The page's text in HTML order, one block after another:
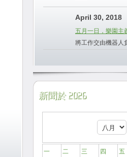
April 30, 2018
五月一日，樂園主
將工作交由機器人
新聞於 2026
一 二 三 四 五